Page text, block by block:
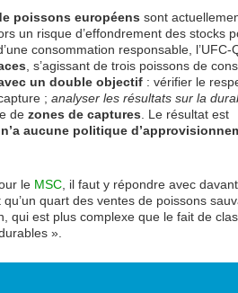
poissons européens sont
un risque d’effondrement des stocks
consommation responsable, l’UFC-
, s’agissant de trois poissons de
un double objectif : vérifier le
; analyser les résultats sur la
de zones de captures. Le résultat est
aucune politique
le MSC, il faut y répondre avec
quart des ventes de poissons
qui est plus complexe que le fait de
».